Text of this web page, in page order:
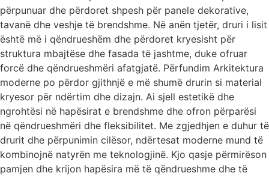
përpunuar dhe përdoret shpesh për panele dekorative,
tavanë dhe veshje të brendshme. Në anën tjetër, druri i lisit
është më i qëndrueshëm dhe përdoret kryesisht për
struktura mbajtëse dhe fasada të jashtme, duke ofruar
forcë dhe qëndrueshmëri afatgjatë. Përfundim Arkitektura
moderne po përdor gjithnjë e më shumë drurin si material
kryesor për ndërtim dhe dizajn. Ai sjell estetikë dhe
ngrohtësi në hapësirat e brendshme dhe ofron përparësi
në qëndrueshmëri dhe fleksibilitet. Me zgjedhjen e duhur të
drurit dhe përpunimin cilësor, ndërtesat moderne mund të
kombinojnë natyrën me teknologjinë. Kjo qasje përmirëson
pamjen dhe krijon hapësira më të qëndrueshme dhe të